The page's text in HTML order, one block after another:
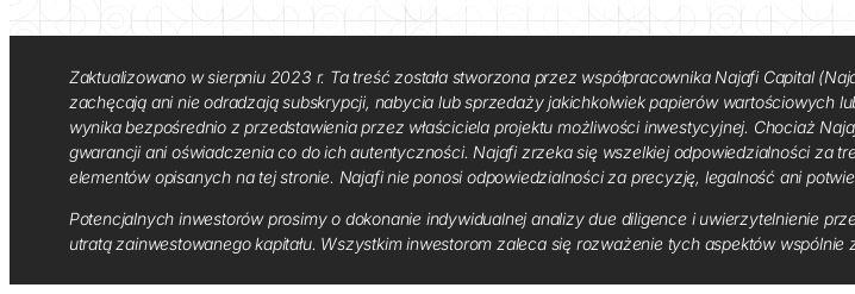
Zaktualizowano w sierpniu 2023 r. Ta treść została stworzona przez współpracownika Najafi Capital
zachęcają ani nie odradzają subskrypcji, nabycia lub sprzedaży jakichkolwiek papierów wartościowych
wynika bezpośrednio z przedstawienia przez właściciela projektu możliwości inwestycyjnej. Chociaż
gwarancji ani oświadczenia co do ich autentyczności. Najafi zrzeka się wszelkiej odpowiedzialności za
elementów opisanych na tej stronie. Najafi nie ponosi odpowiedzialności za precyzję, legalność ani
Potencjalnych inwestorów prosimy o dokonanie indywidualnej analizy due diligence i uwierzytelnienie
utratą zainwestowanego kapitału. Wszystkim inwestorom zaleca się rozważenie tych aspektów